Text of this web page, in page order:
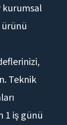
kurumsal
Teknik
1 iş günü